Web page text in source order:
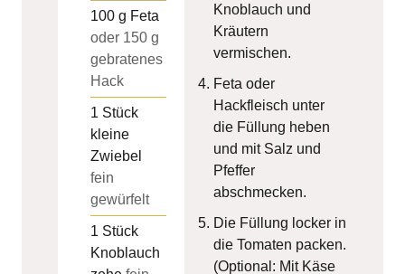
100 g Feta
oder 150 g
gebratenes
Hack
1 Stück
kleine
Zwiebel
fein
gewürfelt
1 Stück
Knoblauch
Knoblauch und
Kräutern
vermischen.
Feta oder
Hackfleisch unter
die Füllung heben
und mit Salz und
Pfeffer
abschmecken.
Die Füllung locker in
die Tomaten packen.
(Optional: Mit Käse